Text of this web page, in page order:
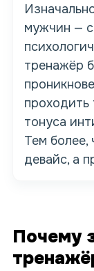
мужчин —
тренажёр
проходить
тонуса
Тем
девайс, а
Почему